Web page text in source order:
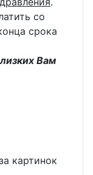
со
срока
Вам
картинок